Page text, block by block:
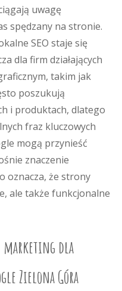
uwagę
spędzany na stronie.
SEO staje się
dla firm działających
takim jak
poszukują
i produktach, dlatego
fraz kluczowych
mogą przynieść
znaczenie
oznacza, że strony
ale także funkcjonalne
marketing dla
Zielona Góra